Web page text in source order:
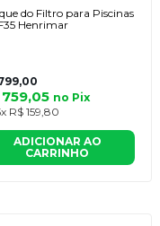
do Filtro para Piscinas
Henrimar
759,05 no Pix
R$ 159,80
ADICIONAR AO
CARRINHO